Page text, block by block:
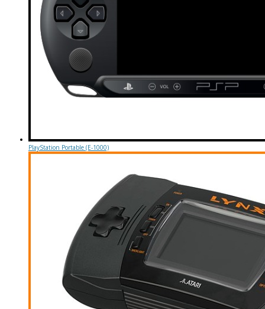
PlayStation Portable (E-1000)